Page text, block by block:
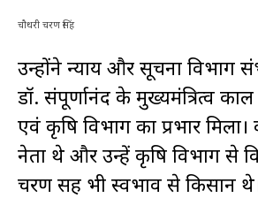
चौधरी चरण सिंह
उन्होंने न्याय और सूचना विभाग
डॉ. संपूर्णानंद के मुख्यमंत्रित्व
एवं कृषि विभाग का प्रभार
नेता थे और उन्हें कृषि विभाग से
चरण सिंह भी स्वभाव से किसान